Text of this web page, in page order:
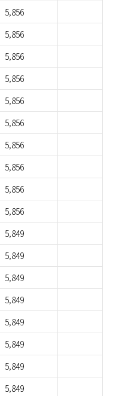
5,856
5,856
5,856
5,856
5,856
5,856
5,856
5,856
5,856
5,856
5,849
5,849
5,849
5,849
5,849
5,849
5,849
5,849